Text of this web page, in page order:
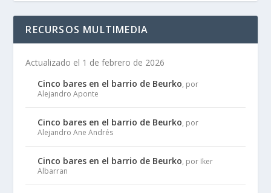
RECURSOS MULTIMEDIA
Actualizado el 1 de febrero de 2026
Cinco bares en el barrio de Beurko, por
Alejandro Aponte
Cinco bares en el barrio de Beurko, por
Alejandro Ane Andrés
Cinco bares en el barrio de Beurko, por Iker
Albarran